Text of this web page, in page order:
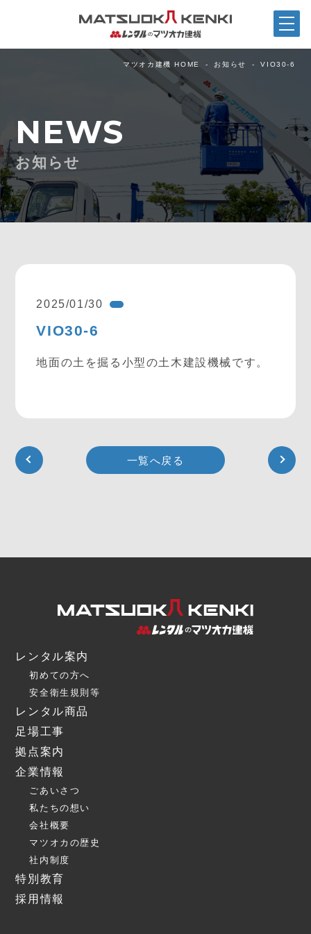
マツオカ建機 HOME お知らせ VIO30-6
NEWS
お知らせ
2025/01/30
VIO30-6
地面の土を掘る小型の土木建設機械です。
一覧へ戻る
レンタル案内
初めての方へ
安全衛生規則等
レンタル商品
足場工事
拠点案内
企業情報
ごあいさつ
私たちの想い
会社概要
マツオカの歴史
社内制度
特別教育
採用情報